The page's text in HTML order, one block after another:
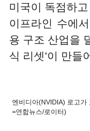
미국이 독점하
이프라인 수에
용 구조 산업을
식 리셋’이 만들
엔비디아(NVIDIA) 로고가
=연합뉴스/로이터)